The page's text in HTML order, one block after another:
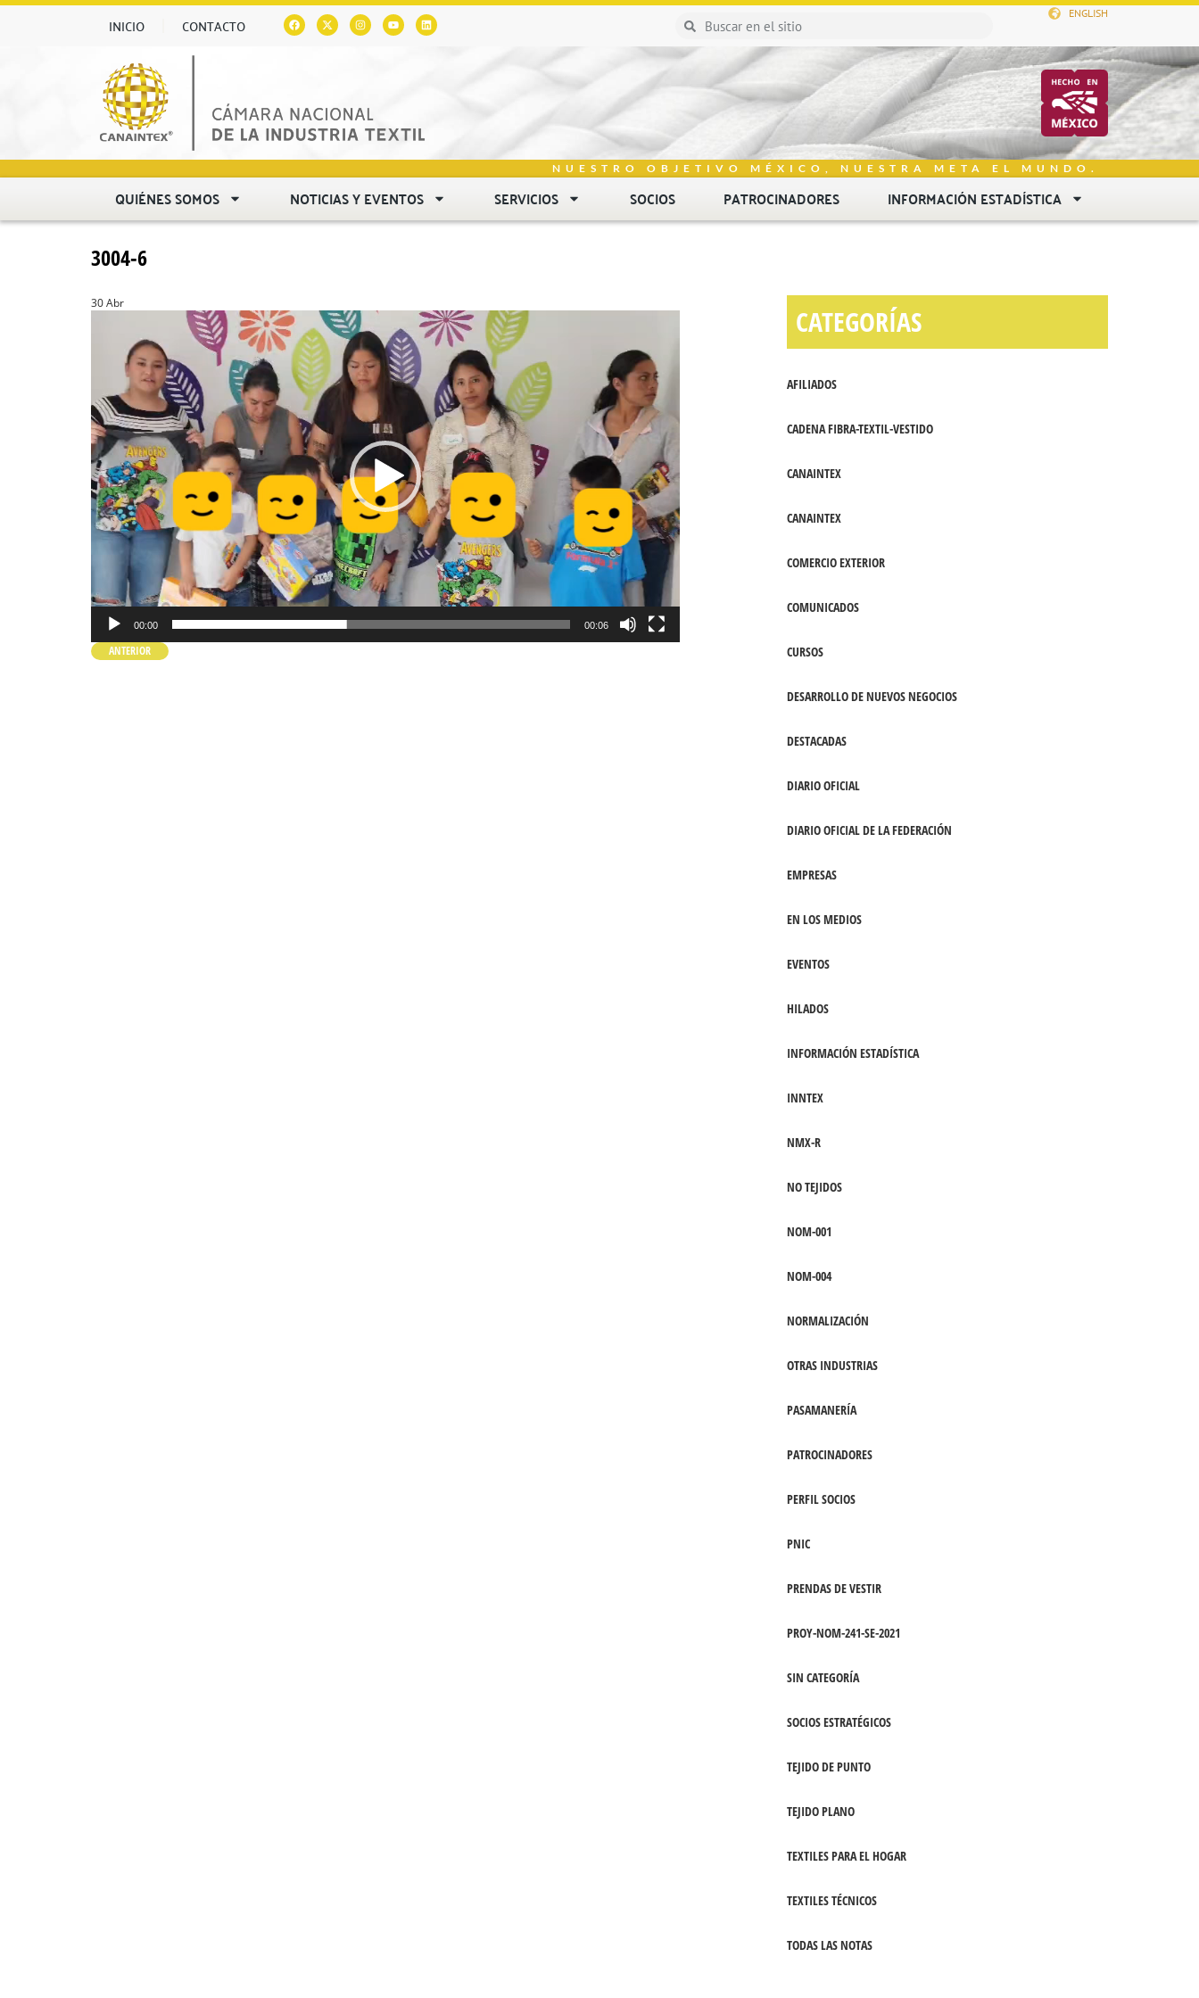
INICIO CONTACTO
ENGLISH
NUESTRO OBJETIVO MÉXICO, NUESTRA META EL MUNDO.
QUIÉNES SOMOS NOTICIAS Y EVENTOS SERVICIOS SOCIOS PATROCINADORES INFORMACIÓN ESTADÍSTICA
3004-6
30 Abr
00:00 00:06
ANTERIOR
CATEGORÍAS
AFILIADOS
CADENA FIBRA-TEXTIL-VESTIDO
CANAINTEX
CANAINTEX
COMERCIO EXTERIOR
COMUNICADOS
CURSOS
DESARROLLO DE NUEVOS NEGOCIOS
DESTACADAS
DIARIO OFICIAL
DIARIO OFICIAL DE LA FEDERACIÓN
EMPRESAS
EN LOS MEDIOS
EVENTOS
HILADOS
INFORMACIÓN ESTADÍSTICA
INNTEX
NMX-R
NO TEJIDOS
NOM-001
NOM-004
NORMALIZACIÓN
OTRAS INDUSTRIAS
PASAMANERÍA
PATROCINADORES
PERFIL SOCIOS
PNIC
PRENDAS DE VESTIR
PROY-NOM-241-SE-2021
SIN CATEGORÍA
SOCIOS ESTRATÉGICOS
TEJIDO DE PUNTO
TEJIDO PLANO
TEXTILES PARA EL HOGAR
TEXTILES TÉCNICOS
TODAS LAS NOTAS